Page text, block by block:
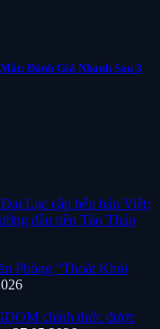
Đánh Giá Nhanh Sau 3
Lục cập bến bản Việt:
đầu tiên Tào Tháo
Phòng “Thoát Khỏi
chính thức được